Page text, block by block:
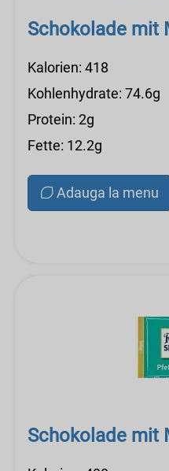
Schokolade mit
Kalorien: 418
Kohlenhydrate: 74.6g
Protein: 2g
Fette: 12.2g
Adauga la menu
Schokolade mit